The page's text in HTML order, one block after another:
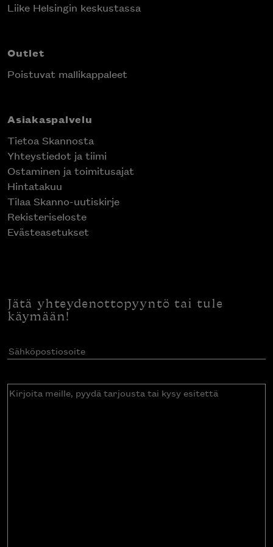
Liike Helsingin keskustassa
Outlet
Poistuvat mallikappaleet
Asiakaspalvelu
Tietoa Skannosta
Yhteystiedot ja tiimi
Ostaminen ja toimitusajat
Hintatakuu
Tilaa Skanno-uutiskirje
Rekisteriseloste
Evästeasetukset
Jätä yhteydenottopyyntö tai tule
käymään!
Sähköpostiosoite(Pakollinen)
Kirjoita